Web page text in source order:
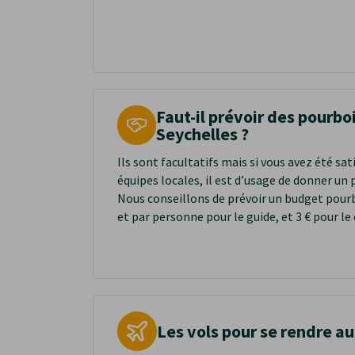
Faut-il prévoir des
Seychelles ?
Ils sont facultatifs mais si vous avez été
équipes locales, il est d’usage de donner un
Nous conseillons de prévoir un budget
et par personne pour le guide, et 3 € pour le
Les vols pour se rendre